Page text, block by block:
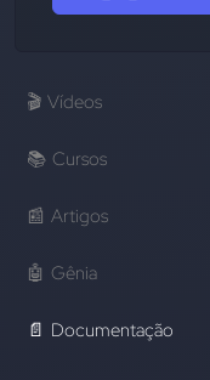
🎬 Vídeos
📚 Cursos
📰 Artigos
🤖 Gênia
📄 Documentação